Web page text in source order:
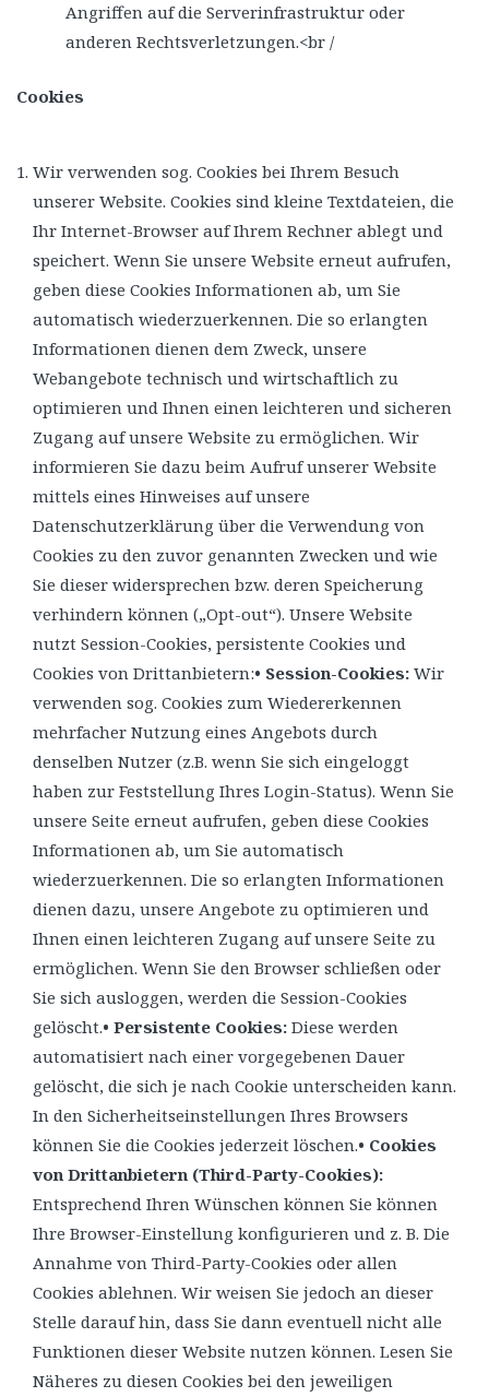
Angriffen auf die Serverinfrastruktur oder
anderen Rechtsverletzungen.<br /
Cookies
Wir verwenden sog. Cookies bei Ihrem Besuch
unserer Website. Cookies sind kleine Textdateien, die
Ihr Internet-Browser auf Ihrem Rechner ablegt und
speichert. Wenn Sie unsere Website erneut aufrufen,
geben diese Cookies Informationen ab, um Sie
automatisch wiederzuerkennen. Die so erlangten
Informationen dienen dem Zweck, unsere
Webangebote technisch und wirtschaftlich zu
optimieren und Ihnen einen leichteren und sicheren
Zugang auf unsere Website zu ermöglichen. Wir
informieren Sie dazu beim Aufruf unserer Website
mittels eines Hinweises auf unsere
Datenschutzerklärung über die Verwendung von
Cookies zu den zuvor genannten Zwecken und wie
Sie dieser widersprechen bzw. deren Speicherung
verhindern können („Opt-out“). Unsere Website
nutzt Session-Cookies, persistente Cookies und
Cookies von Drittanbietern:• Session-Cookies: Wir
verwenden sog. Cookies zum Wiedererkennen
mehrfacher Nutzung eines Angebots durch
denselben Nutzer (z.B. wenn Sie sich eingeloggt
haben zur Feststellung Ihres Login-Status). Wenn Sie
unsere Seite erneut aufrufen, geben diese Cookies
Informationen ab, um Sie automatisch
wiederzuerkennen. Die so erlangten Informationen
dienen dazu, unsere Angebote zu optimieren und
Ihnen einen leichteren Zugang auf unsere Seite zu
ermöglichen. Wenn Sie den Browser schließen oder
Sie sich ausloggen, werden die Session-Cookies
gelöscht.• Persistente Cookies: Diese werden
automatisiert nach einer vorgegebenen Dauer
gelöscht, die sich je nach Cookie unterscheiden kann.
In den Sicherheitseinstellungen Ihres Browsers
können Sie die Cookies jederzeit löschen.• Cookies
von Drittanbietern (Third-Party-Cookies):
Entsprechend Ihren Wünschen können Sie können
Ihre Browser-Einstellung konfigurieren und z. B. Die
Annahme von Third-Party-Cookies oder allen
Cookies ablehnen. Wir weisen Sie jedoch an dieser
Stelle darauf hin, dass Sie dann eventuell nicht alle
Funktionen dieser Website nutzen können. Lesen Sie
Näheres zu diesen Cookies bei den jeweiligen